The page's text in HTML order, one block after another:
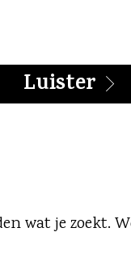
Luister
wat je zoekt.